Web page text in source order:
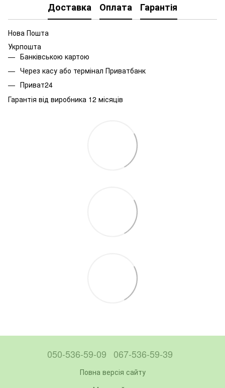
Доставка Оплата Гарантія
Нова Пошта
Укрпошта
Банківською картою
Через касу або термінал Приватбанк
Приват24
Гарантія від виробника 12 місяців
050-536-59-09 067-536-59-39
Повна версія сайту